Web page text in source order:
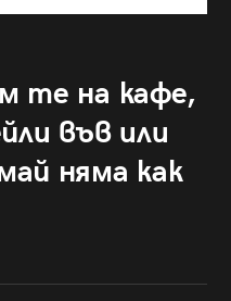
те на кафе,
във или
няма как